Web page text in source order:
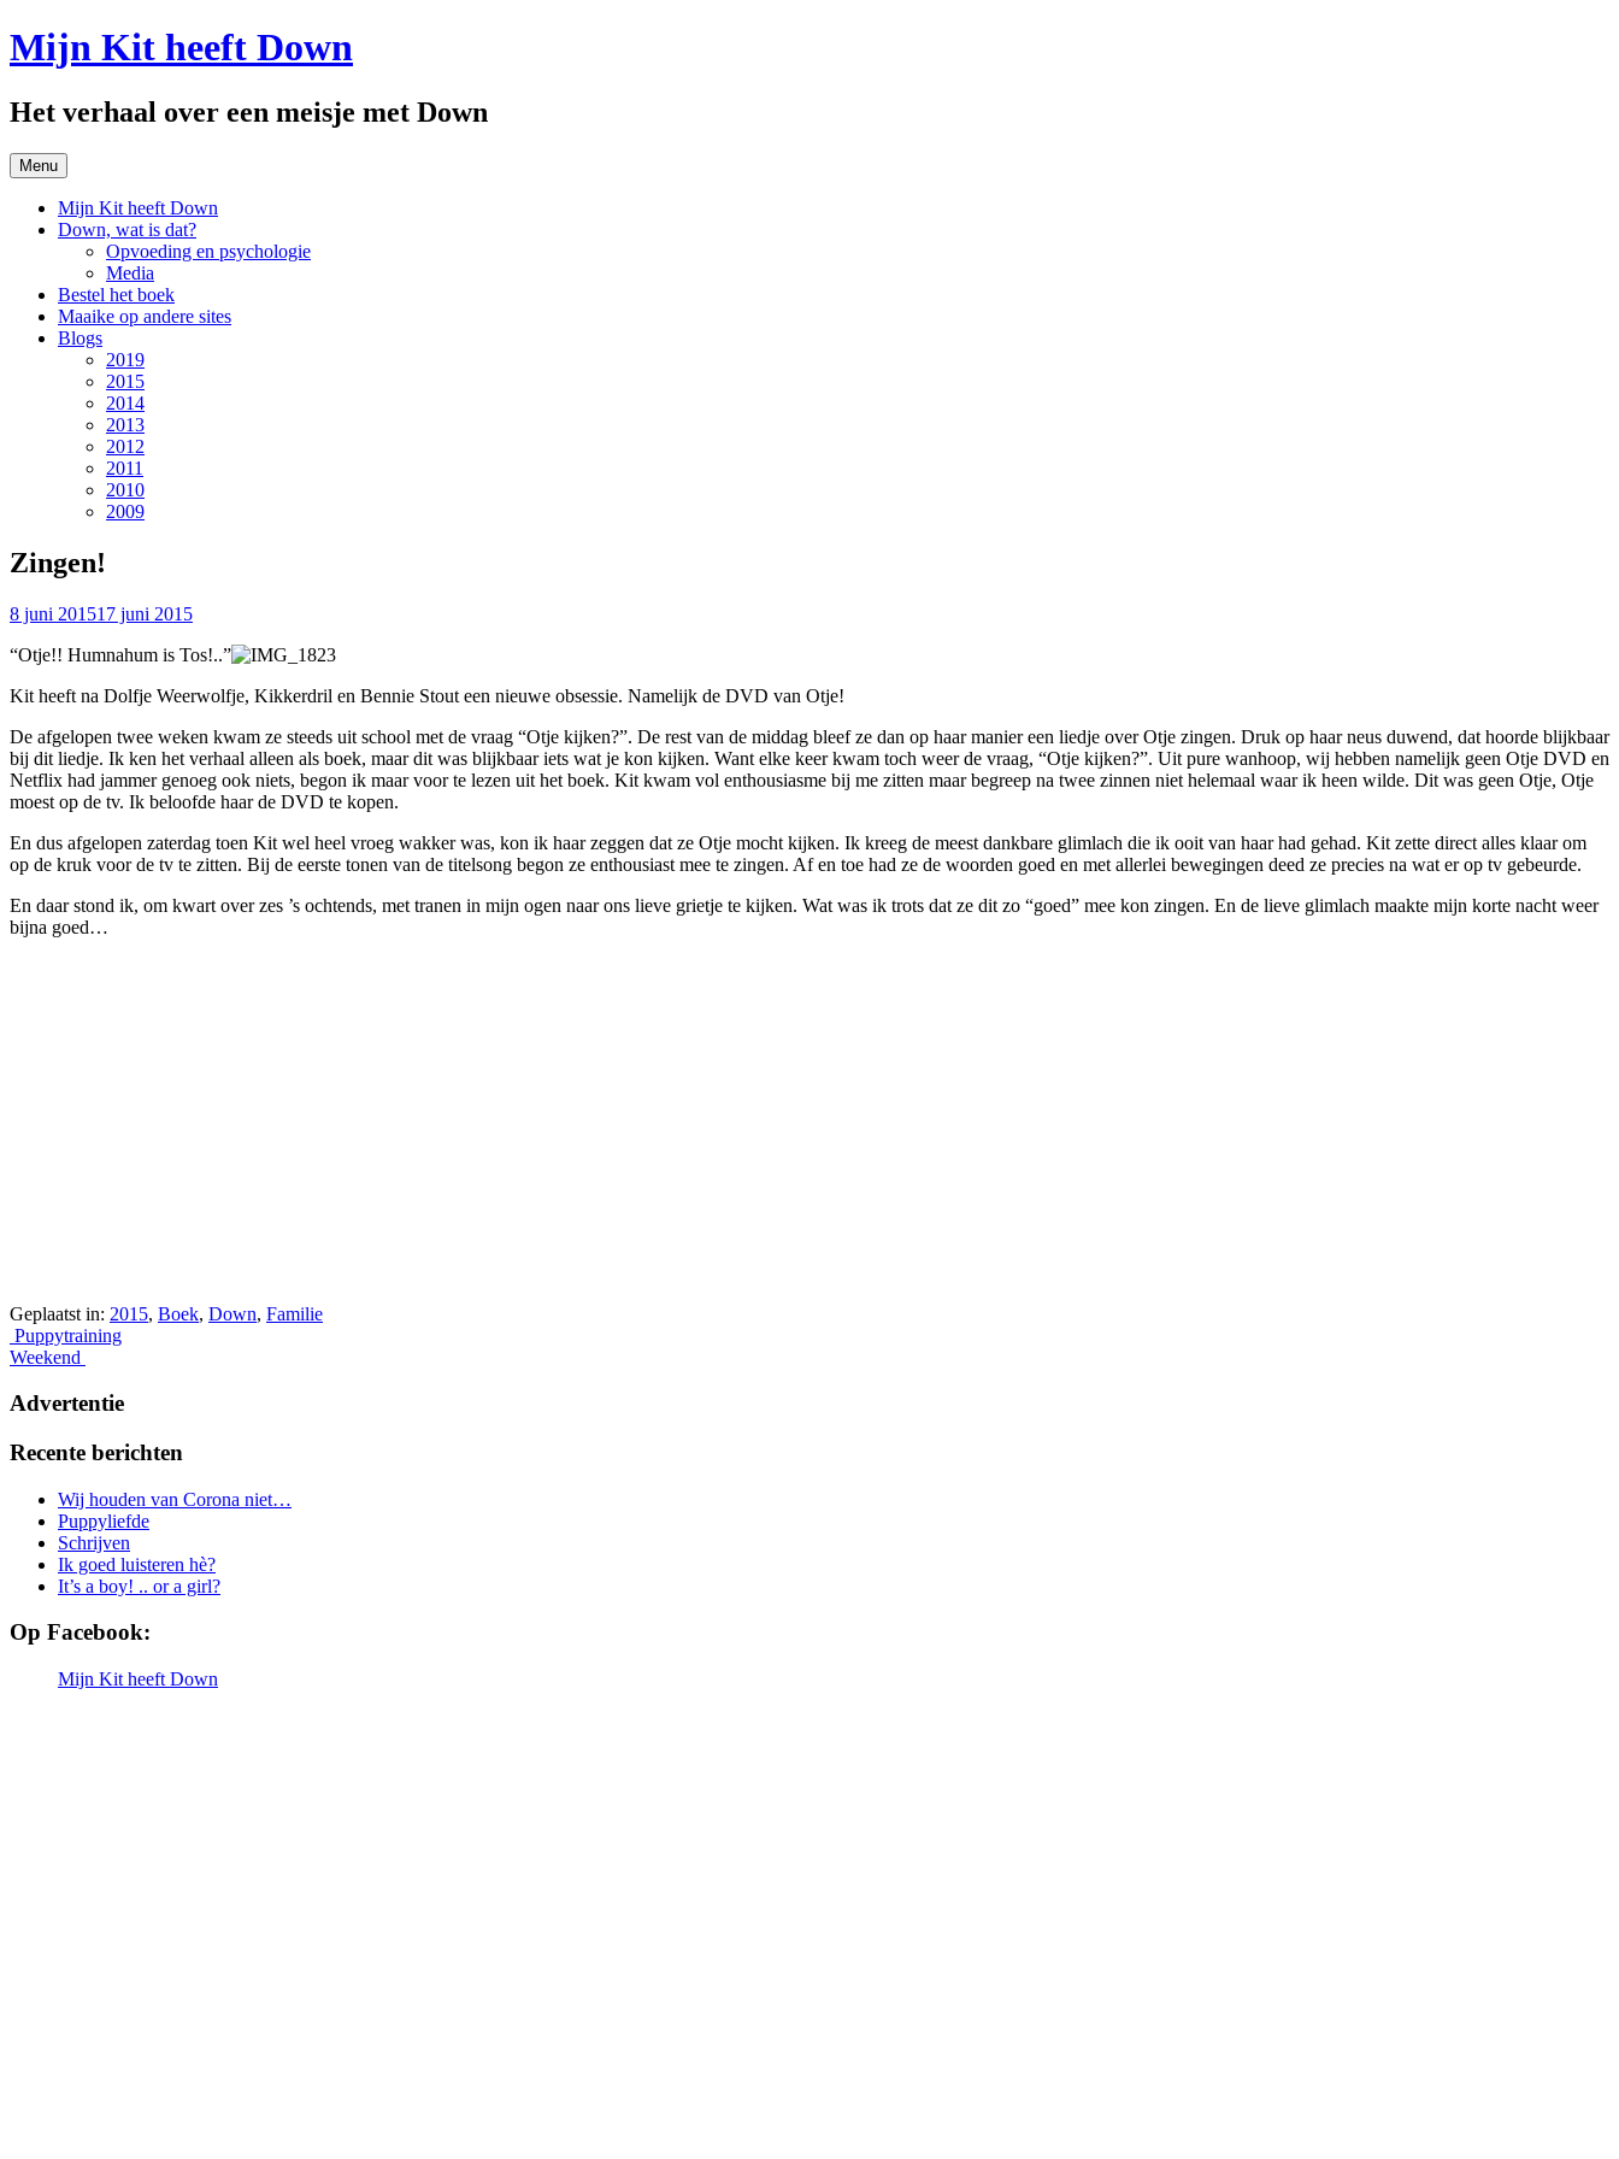
Spring
naar
Mijn Kit heeft Down
Het verhaal over een meisje met Down
Menu
Mijn Kit heeft Down
Down, wat is dat?
Opvoeding en psychologie
Media
Bestel het boek
Maaike op andere sites
Blogs
2019
2015
2014
2013
2012
2011
2010
2009
Zingen!
8 juni 201517 juni 2015
“Otje!! Humnahum is Tos!..”
Kit heeft na Dolfje Weerwolfje, Kikkerdril en Bennie Stout een nieuwe obsessie. Namelijk de DVD van Otje!
De afgelopen twee weken kwam ze steeds uit school met de vraag “Otje kijken?”. De rest van de middag bleef ze dan op haar manier een liedje over Otje zingen. Druk op haar neus duwend, dat hoorde blijkbaar
bij dit liedje. Ik ken het verhaal alleen als boek, maar dit was blijkbaar iets wat je kon kijken. Want elke keer kwam toch weer de vraag, “Otje kijken?”. Uit pure wanhoop, wij hebben namelijk geen Otje DVD en
Netflix had jammer genoeg ook niets, begon ik maar voor te lezen uit het boek. Kit kwam vol enthousiasme bij me zitten maar begreep na twee zinnen niet helemaal waar ik heen wilde. Dit was geen Otje, Otje
moest op de tv. Ik beloofde haar de DVD te kopen.
En dus afgelopen zaterdag toen Kit wel heel vroeg wakker was, kon ik haar zeggen dat ze Otje mocht kijken. Ik kreeg de meest dankbare glimlach die ik ooit van haar had gehad. Kit zette direct alles klaar om
op de kruk voor de tv te zitten. Bij de eerste tonen van de titelsong begon ze enthousiast mee te zingen. Af en toe had ze de woorden goed en met allerlei bewegingen deed ze precies na wat er op tv gebeurde.
En daar stond ik, om kwart over zes ’s ochtends, met tranen in mijn ogen naar ons lieve grietje te kijken. Wat was ik trots dat ze dit zo “goed” mee kon zingen. En de lieve glimlach maakte mijn korte nacht weer
bijna goed…
Geplaatst in: 2015, Boek, Down, Familie
Berichtnavigatie
Puppytraining
Weekend
Advertentie
Recente berichten
Wij houden van Corona niet…
Puppyliefde
Schrijven
Ik goed luisteren hè?
It’s a boy! .. or a girl?
Op Facebook:
Mijn Kit heeft Down